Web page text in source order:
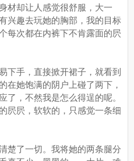
材却让人感觉很舒服，大一
兴趣去玩她的胸部，我的目标
每次都在内裤下不肯露面的屄
手，直接掀开裙子，就看到
在她饱满的阴户上碰了两下，
了，不然我是怎么得逞的呢。
屄屄，软软的，只感觉一条细
了一切。我将她的两条腿分